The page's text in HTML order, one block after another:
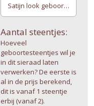
Satijn look geboortesteentje
Aantal steentjes:
Hoeveel
geboortesteentjes wil je
in dit sieraad laten
verwerken? De eerste is
al in de prijs berekend,
dit is vanaf 1 steentje
erbij (vanaf 2).